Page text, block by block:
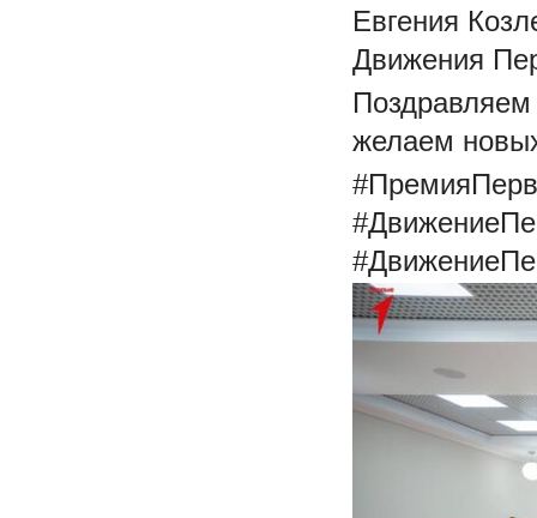
Евгения
Движения
желаем